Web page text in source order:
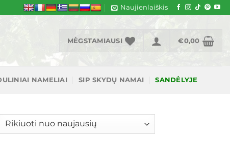
Naujienlaiškis
MĖGSTAMIAUSI €0,00
NAMELIAI SIP SKYDŲ NAMAI SANDĖLYJE